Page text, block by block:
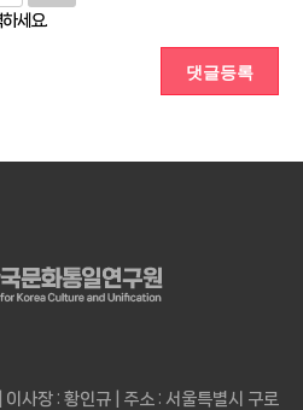
세요.
사장 : 황인규 | 주소 : 서울특별시 구로